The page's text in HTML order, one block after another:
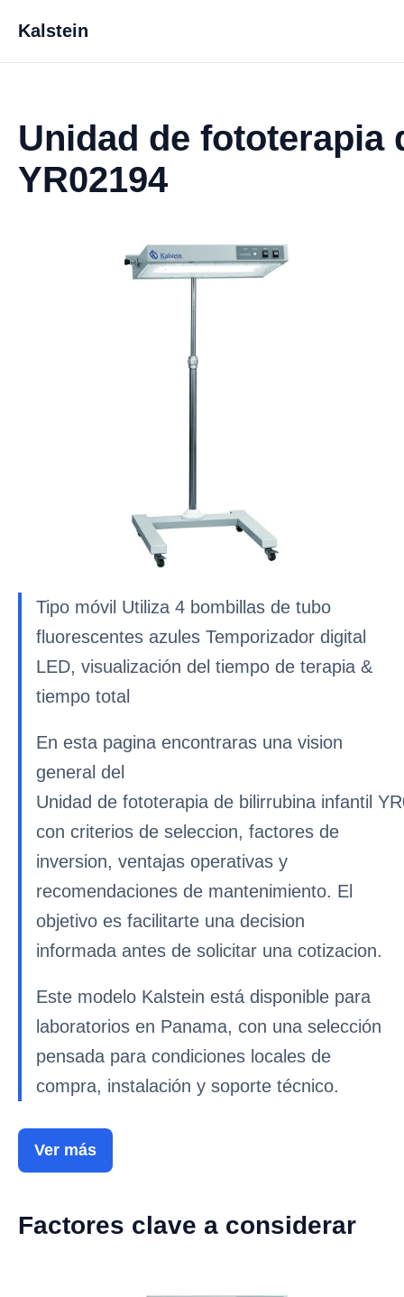
Kalstein
Unidad de fototerapia
YR02194
Tipo móvil Utiliza 4 bombillas de tubo
fluorescentes azules Temporizador digital
LED, visualización del tiempo de terapia &
tiempo total
En esta pagina encontraras una vision
general del
Unidad de fototerapia de bilirrubina infantil
con criterios de seleccion, factores de
inversion, ventajas operativas y
recomendaciones de mantenimiento. El
objetivo es facilitarte una decision
informada antes de solicitar una cotizacion.
Este modelo Kalstein está disponible para
laboratorios en Panama, con una selección
pensada para condiciones locales de
compra, instalación y soporte técnico.
Ver más
Factores clave a considerar